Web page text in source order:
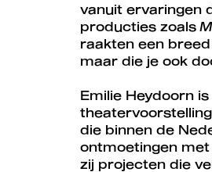
vanuit ervaringen
producties zoals
raakten een
maar die je ook
Emilie Heydoorn
die binnen de
ontmoetingen
zij projecten die